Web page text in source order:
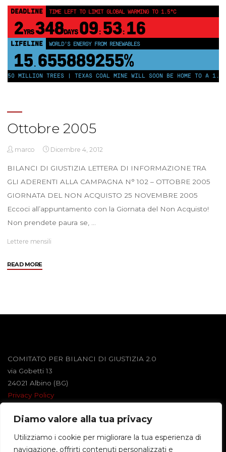
Diamo valore alla tua privacy
Utilizziamo i cookie per migliorare la tua esperienza di
navigazione, offrirti contenuti personalizzati e
DEADLINE TIME LEFT TO LIMIT GLOBAL WARMING TO 1.5°C
2YRS 348DAYS 09: 53: 15
LIFELINE WORLD'S ENERGY FROM RENEWABLES
15. 655889260%
250 MILLION TREES | TEXAS COAL MINE WILL SOON BE HOME TO A
Ottobre 2005
marco Dicembre 4, 2012
BILANCI DI GIUSTIZIA LETTERA DI INFORMAZIONE TRA
GLI ADERENTI ALLA CAMPAGNA N° 102 – OTTOBRE 2005
GIORNATA DEL NON ACQUISTO 25 NOVEMBRE 2005
Eccoci all’appuntamento con la Giornata del Non Acquisto!
Non prendete paura se, …
Lettere mensili
READ MORE"Ottobre
COMITATO PER BILANCI DI GIUSTIZIA 2.0
via Gobetti 13
24021 Albino (BG)
Privacy Policy